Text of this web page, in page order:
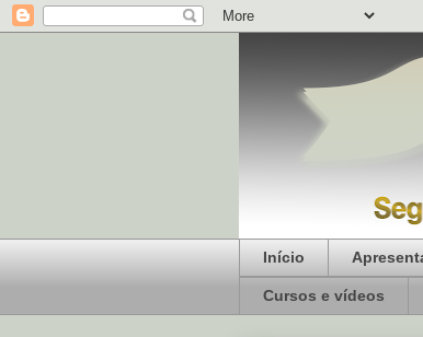
Início
Cursos e vídeos